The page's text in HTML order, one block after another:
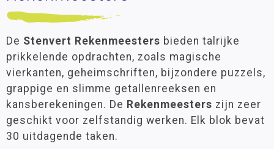
Algemene oefenstof
Geld
MAB materiaal
Meten, wegen en meetkunde
Montessori
Oefenstof snelle rekenaars
Rekenhulpmiddelen
Groep 4
Groep 5(1)
Groep 6 (1)
Leeftijd
6 - 9 jaar(2)
9 - 12 jaar(1)
De Stenvert Rekenmeesters bieden talrijke
prikkelende opdrachten, zoals magische
vierkanten, geheimschriften, bijzondere puzzels,
grappige en slimme getallenreeksen en
kansberekeningen. De Rekenmeesters zijn zeer
geschikt voor zelfstandig werken. Elk blok bevat
30 uitdagende taken.